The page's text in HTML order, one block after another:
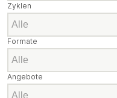
Zyklen
Zyklen
Formate
Formate
Angebote
Angebote